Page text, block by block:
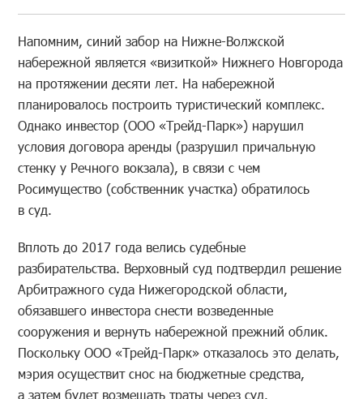
Напомним, синий забор на Нижне-Волжской
набережной является «визиткой» Нижнего Новгорода
на протяжении десяти лет. На набережной
планировалось построить туристический комплекс.
Однако инвестор (ООО «Трейд-Парк») нарушил
условия договора аренды (разрушил причальную
стенку у Речного вокзала), в связи с чем
Росимущество (собственник участка) обратилось
в суд.
Вплоть до 2017 года велись судебные
разбирательства. Верховный суд подтвердил решение
Арбитражного суда Нижегородской области,
обязавшего инвестора снести возведенные
сооружения и вернуть набережной прежний облик.
Поскольку ООО «Трейд-Парк» отказалось это делать,
мэрия осуществит снос на бюджетные средства,
а затем будет возмещать траты через суд.